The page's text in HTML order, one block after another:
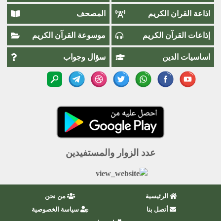
اذاعة القران الكريم المصحف
إذاعات القرآن الكريم موسوعة القرآن الكريم
اساسيات الدين سؤال وجواب
عدد الزوار والمستفيدين
الرئيسية
من نحن
أتصل بنا
سياسة الخصوصية